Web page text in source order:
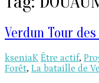
Verdun Tour
kseniaK Être actif,
Forêt, La bataille de